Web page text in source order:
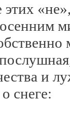
«не»,
и
снеге: